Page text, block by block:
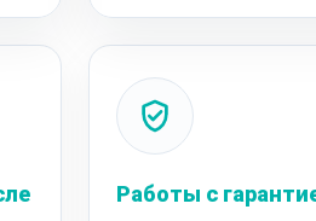
Работы с